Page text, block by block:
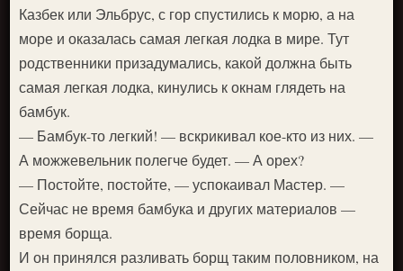
Казбек или Эльбрус, с гор спустились к морю, а на
море и оказалась самая легкая лодка в мире. Тут
родственники призадумались, какой должна быть
самая легкая лодка, кинулись к окнам глядеть на
бамбук.
— Бамбук-то легкий! — вскрикивал кое-кто из них. —
А можжевельник полегче будет. — А орех?
— Постойте, постойте, — успокаивал Мастер. —
Сейчас не время бамбука и других материалов —
время борща.
И он принялся разливать борщ таким половником, на